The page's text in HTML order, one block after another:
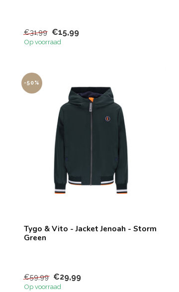
€31,99 €15,99
Op voorraad
-50%
Tygo & Vito - Jacket Jenoah - Storm
Green
€59,99 €29,99
Op voorraad